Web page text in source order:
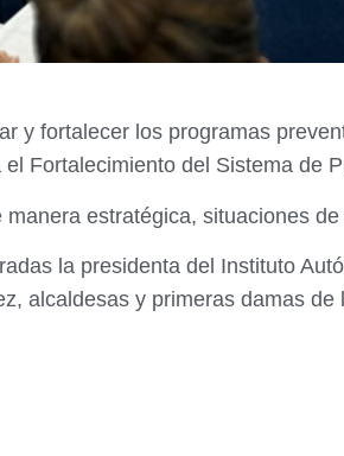
y fortalecer los programas
Fortalecimiento del Sistema de
manera estratégica, situaciones
la presidenta del Instituto
alcaldesas y primeras damas